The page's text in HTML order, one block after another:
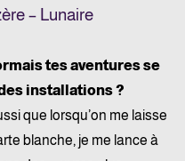
– Lunaire
tes aventures se
installations ?
que lorsqu’on me laisse
blanche, je me lance à